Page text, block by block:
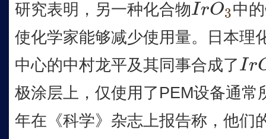
研究表明，另一种化合物IrO3
IrO3
中
使化学家能够减少使用量。日本理
中心的中村龙平及其同事合成了Ir
IrO3
极涂层上，仅使用了PEM设备通常
年在《科学》杂志上报告称，他们